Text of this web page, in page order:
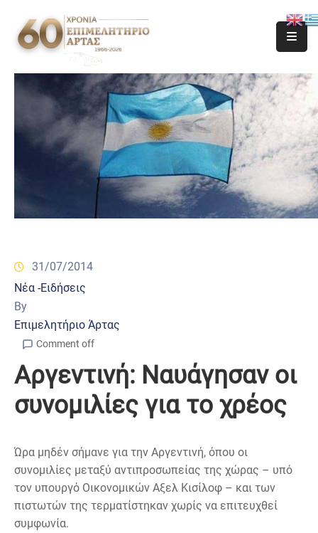
31/07/2014
Νέα -Ειδήσεις
By
Επιμελητήριο Άρτας
Comment off
Αργεντινή: Ναυάγησαν οι
συνομιλίες για το χρέος
Ώρα μηδέν σήμανε για την Αργεντινή, όπου οι
συνομιλίες μεταξύ αντιπροσωπείας της χώρας – υπό
τον υπουργό Οικονομικών Αξελ Κισίλοφ – και των
πιστωτών της τερματίστηκαν χωρίς να επιτευχθεί
συμφωνία.